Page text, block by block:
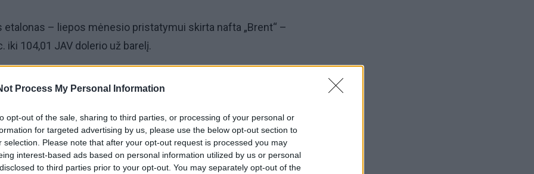
Process My Personal Information
opt-out of the sale, sharing to third parties, or processing of your personal or
for targeted advertising by us, please use the below opt-out section to
selection. Please note that after your opt-out request is processed you may
interest-based ads based on personal information utilized by us or personal
to third parties prior to your opt-out. You may separately opt-out of the
– liepos mėnesio pristatymui skirta nafta „Brent“ –
iki 104,01 JAV dolerio už barelį.
už barelį.